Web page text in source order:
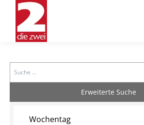
Search
Erweiterte Suche
Wochentag